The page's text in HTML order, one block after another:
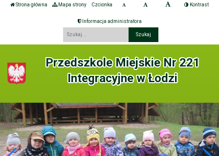
Strona główna Mapa strony Czcionka Kontrast
Informacja administratora
Przedszkole Miejskie Nr 221
Integracyjne w Łodzi